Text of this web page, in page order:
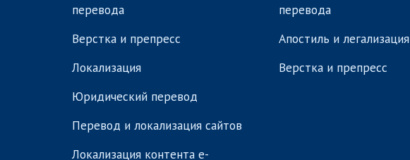
перевода
Верстка и препресс
Локализация
Юридический перевод
Перевод и локализация сайтов
Локализация контента e-
перевода
Апостиль и легализация
Верстка и препресс